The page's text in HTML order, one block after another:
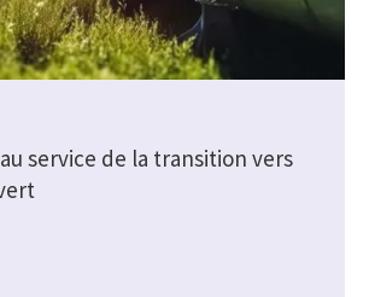
service de la transition vers